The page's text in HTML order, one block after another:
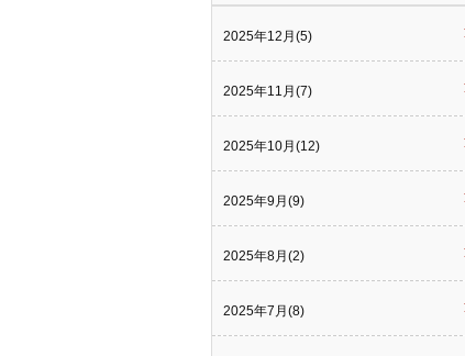
2025年12月(5)
2025年11月(7)
2025年10月(12)
2025年9月(9)
2025年8月(2)
2025年7月(8)